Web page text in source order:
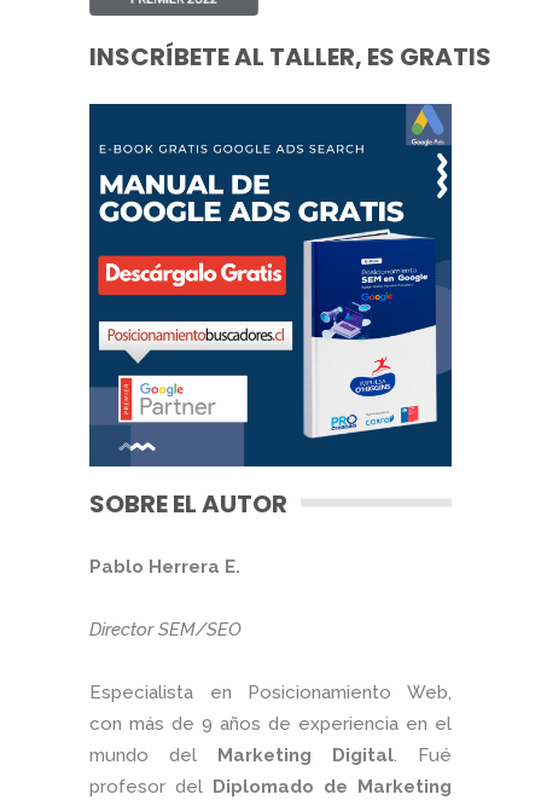
INSCRÍBETE AL TALLER, ES GRATIS
SOBRE EL AUTOR
Pablo Herrera E.
Director SEM/SEO
Especialista en Posicionamiento Web,
con más de 9 años de experiencia en el
mundo del
Marketing Digital. Fué
profesor del
Diplomado de Marketing